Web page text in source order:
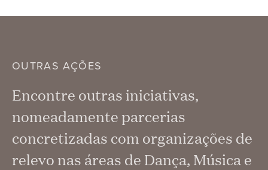
OUTRAS AÇÕES
Encontre outras iniciativas,
nomeadamente parcerias
concretizadas com organizações de
relevo nas áreas de Dança, Música e